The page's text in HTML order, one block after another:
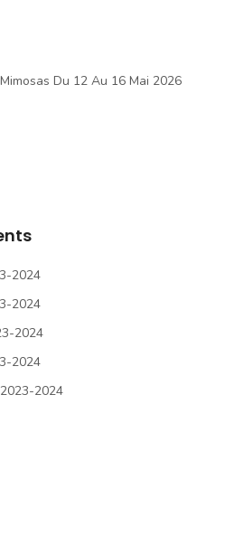
Du 12 Au 16 Mai 2026
2024
2024
2024
2024
2024